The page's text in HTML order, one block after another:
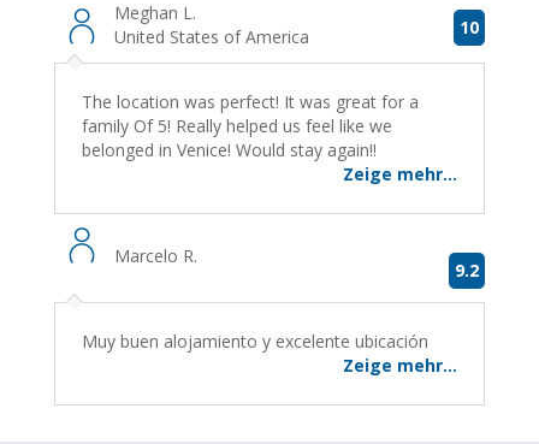
Meghan L.
United States of America
10
The location was perfect! It was great for a
family Of 5! Really helped us feel like we
belonged in Venice! Would stay again!!
Zeige mehr...
Marcelo R.
9.2
Muy buen alojamiento y excelente ubicación
Zeige mehr...